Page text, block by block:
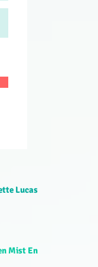
Lucas
Mist En